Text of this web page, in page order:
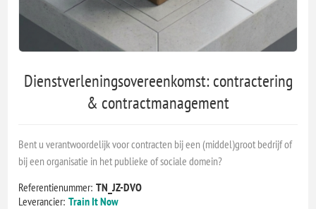
Dienstverleningsovereenkomst: contractering
& contractmanagement
Bent u verantwoordelijk voor contracten bij een (middel)groot bedrijf of
bij een organisatie in het publieke of sociale domein?
Referentienummer: TN_JZ-DVO
Leverancier: Train It Now